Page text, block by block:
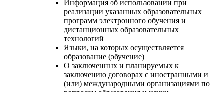
Информация об использовании при
реализации указанных образовательных
программ электронного обучения и
дистанционных образовательных
технологий
Языки, на которых осуществляется
образование (обучение)
О заключенных и планируемых к
заключению договорах с иностранными и
(или) международными организациями по